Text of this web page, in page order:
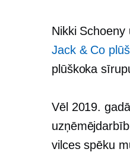
Nikki
Jack & Co
plūškoka
Vēl 2019.
vilces spēku